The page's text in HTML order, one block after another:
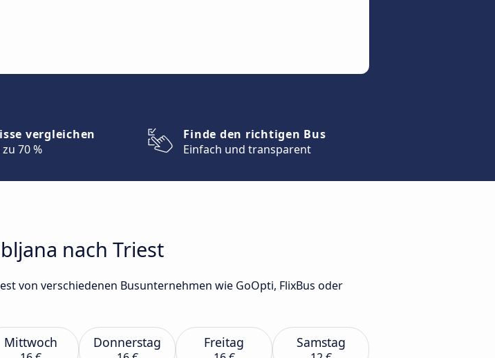
vergleichen
70 %
Finde den richtigen Bus
Einfach und transparent
nach Triest
von verschiedenen Busunternehmen wie GoOpti, FlixBus oder
Mittwoch Donnerstag Freitag Samstag